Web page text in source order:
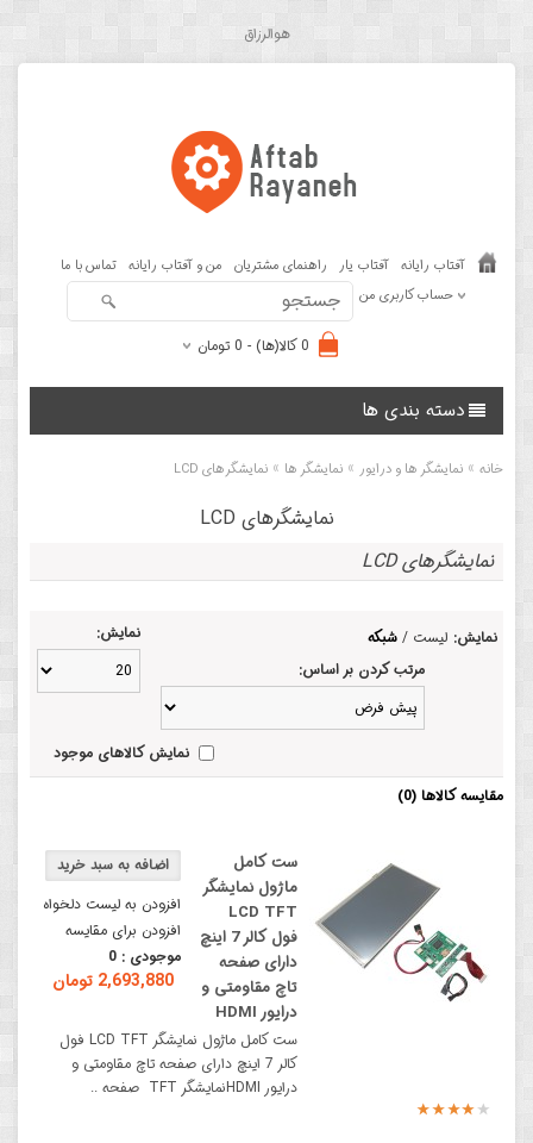
هوالرزاق
آفتاب رایانه آفتاب یار راهنمای مشتریان من و آفتاب رایانه تماس با ما
حساب کاربری من
0 کالا(ها) - 0 تومان
دسته بندی ها
خانه » نمایشگر ها و درایور » نمایشگر ها » نمایشگرهای LCD
نمایشگرهای LCD
نمایشگرهای LCD
نمایش: لیست / شبکه
نمایش:
مرتب کردن بر اساس:
نمایش کالاهای موجود
مقایسه کالاها (0)
افزودن به لیست دلخواه
افزودن برای مقایسه
موجودی : 0
2,693,880 تومان
ست کامل
ماژول نمایشگر
LCD TFT
فول کالر 7 اینچ
دارای صفحه
تاچ مقاومتی و
درایور HDMI
ست کامل ماژول نمایشگر LCD TFT فول
کالر 7 اینچ دارای صفحه تاچ مقاومتی و
درایور HDMIنمایشگر TFT صفحه ..